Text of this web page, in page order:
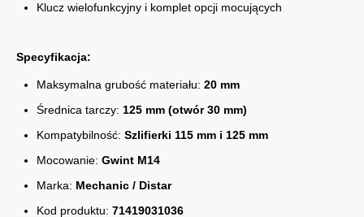
Klucz wielofunkcyjny i komplet opcji mocujących
Specyfikacja:
Maksymalna grubość materiału: 20 mm
Średnica tarczy: 125 mm (otwór 30 mm)
Kompatybilność: Szlifierki 115 mm i 125 mm
Mocowanie: Gwint M14
Marka: Mechanic / Distar
Kod produktu: 71419031036